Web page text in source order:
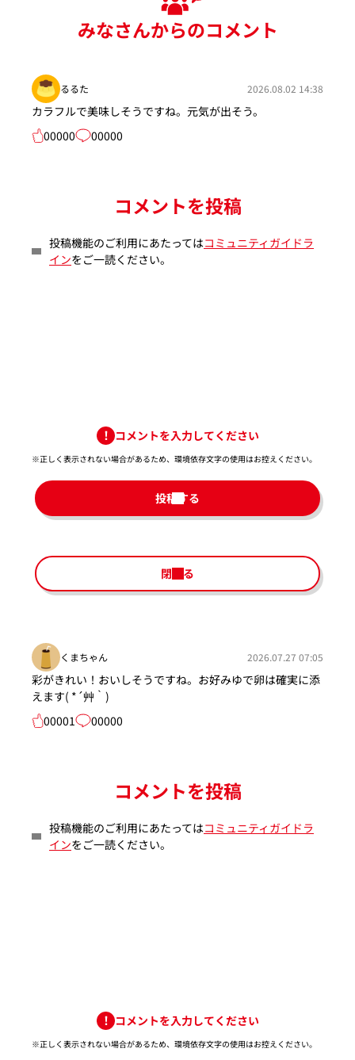
みなさんからのコメント
るるた 2026.08.02 14:38
カラフルで美味しそうですね。元気が出そう。
00000
00000
コメントを投稿
投稿機能のご利用にあたってはコミュニティガイドラ
インをご一読ください。
コメントを入力してください
※正しく表示されない場合があるため、環境依存文字の使用はお控えください。​
投稿する
閉じる
くまちゃん 2026.07.27 07:05
彩がきれい！おいしそうですね。お好みゆで卵は確実に添
えます( *´艸｀)
00001
00000
コメントを投稿
投稿機能のご利用にあたってはコミュニティガイドラ
インをご一読ください。
コメントを入力してください
※正しく表示されない場合があるため、環境依存文字の使用はお控えください。​